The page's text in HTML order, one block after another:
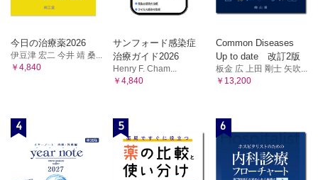
今日の治療薬2026
伊豆津 宏二 今井 靖 桑...
￥4,840
サンフォード感染症
治療ガイド2026
Henry F. Cham...
￥4,840
Common Diseases
Up to date 改訂2版
板金 広 上田 剛士 矢吹...
￥13,200
4 5 6